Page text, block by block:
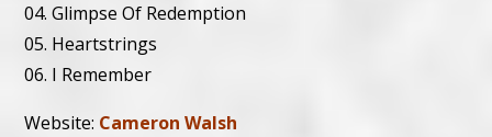
04. Glimpse Of Redemption
05. Heartstrings
06. I Remember
Website: Cameron Walsh